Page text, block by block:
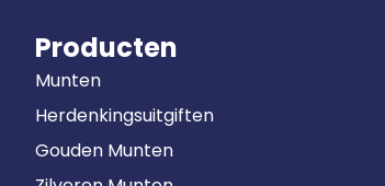
Producten
Munten
Herdenkingsuitgiften
Gouden Munten